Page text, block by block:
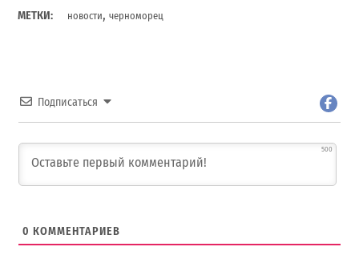
МЕТКИ: новости,черноморец
Подписаться
500
0 КОММЕНТАРИЕВ